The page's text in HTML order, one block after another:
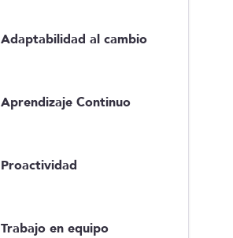
Adaptabilidad al cambio
Aprendizaje Continuo
Proactividad
Trabajo en equipo